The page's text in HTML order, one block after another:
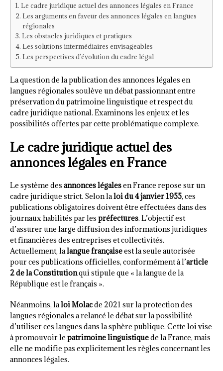
Le cadre juridique actuel des annonces légales en France
Les arguments en faveur des annonces légales en langues
régionales
Les obstacles juridiques et pratiques
Les solutions intermédiaires envisageables
Les perspectives d’évolution du cadre légal
La question de la publication des annonces légales en
langues régionales soulève un débat passionnant entre
préservation du patrimoine linguistique et respect du
cadre juridique national. Examinons les enjeux et les
possibilités offertes par cette problématique complexe.
Le cadre juridique actuel des
annonces légales en France
Le système des annonces légalesen France repose sur un
cadre juridique strict. Selon laloi du 4 janvier 1955, ces
publications obligatoires doivent être effectuées dans des
journaux habilités par les préfectures. L’objectif est
d’assurer une large diffusion des informations juridiques
et financières des entreprises et collectivités.
Actuellement, lalangue françaiseest la seule autorisée
pour ces publications officielles, conformément à l’article
2 de la Constitutionqui stipule que « la langue de la
République est le français ».
Néanmoins, laloi Molacde 2021 sur la protection des
langues régionales a relancé le débat sur la possibilité
d’utiliser ces langues dans la sphère publique. Cette loi vise
à promouvoir le patrimoine linguistiquede la France, mais
elle ne modifie pas explicitement les règles concernant les
annonces légales.